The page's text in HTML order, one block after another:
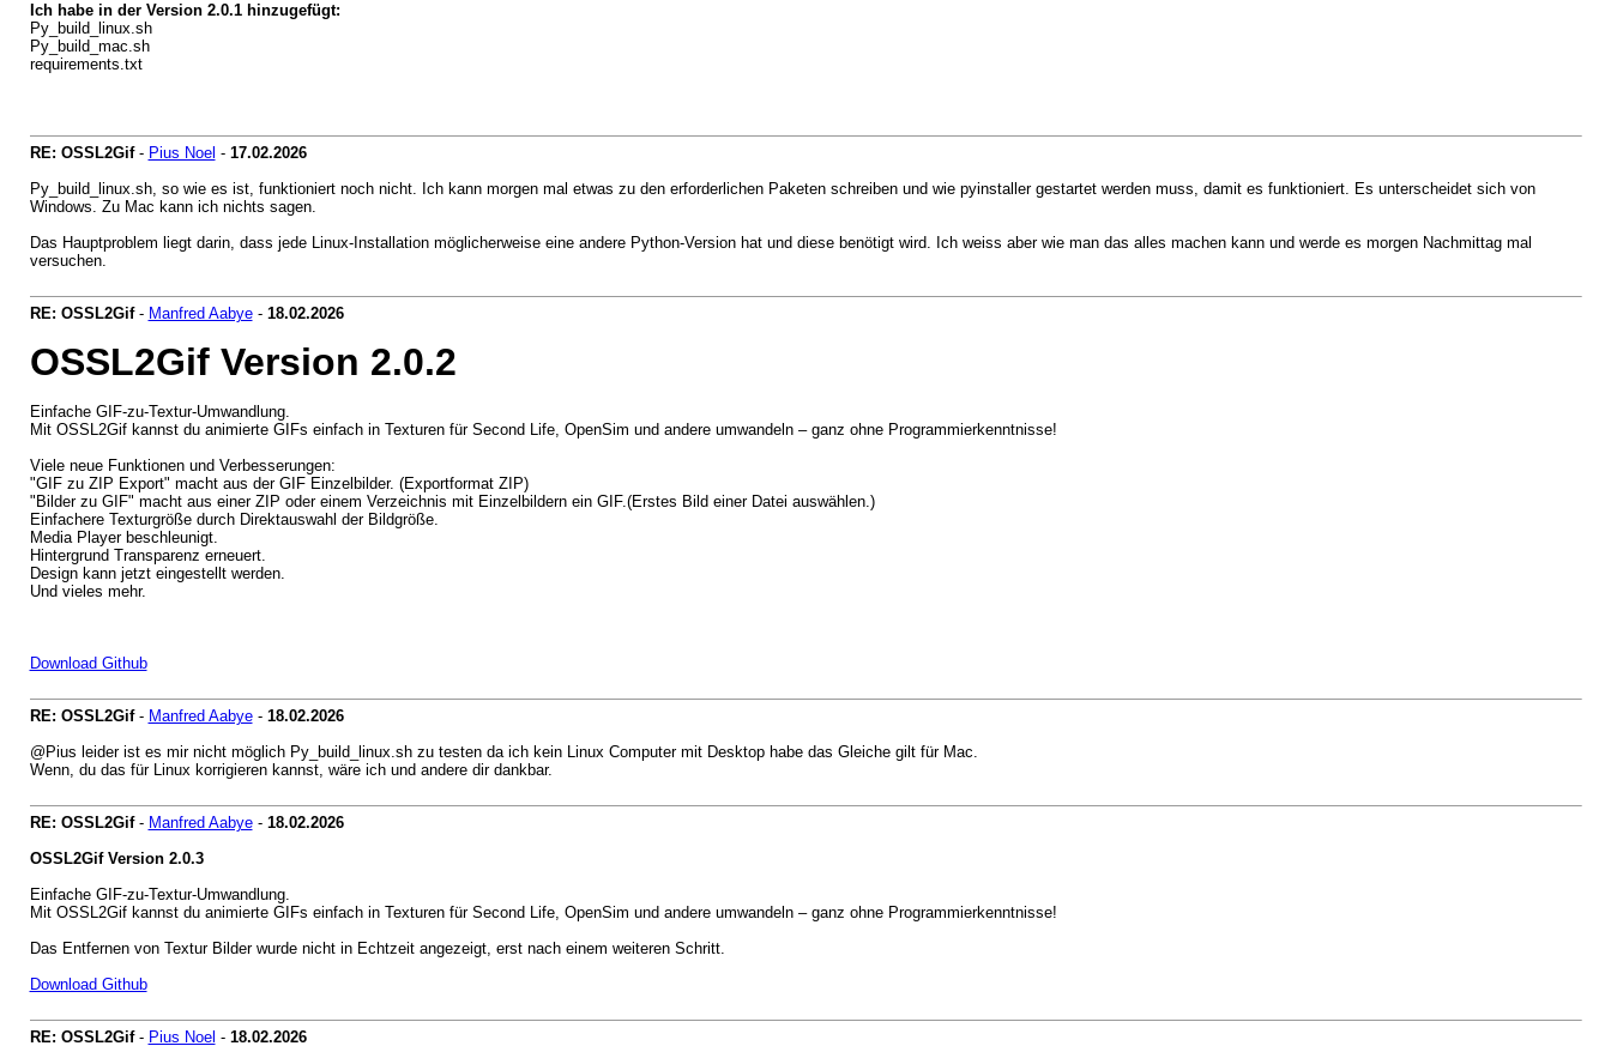
Ich habe in der Version 2.0.1 hinzugefügt:
Py_build_linux.sh
Py_build_mac.sh
requirements.txt
RE: OSSL2Gif- Pius Noel - 17.02.2026
Py_build_linux.sh, so wie es ist, funktioniert noch nicht. Ich kann morgen mal etwas zu den erforderlichen Paketen schreiben und wie pyinstaller gestartet werden muss, damit es funktioniert. Es unterscheidet sich von
Windows. Zu Mac kann ich nichts sagen.
Das Hauptproblem liegt darin, dass jede Linux-Installation möglicherweise eine andere Python-Version hat und diese benötigt wird. Ich weiss aber wie man das alles machen kann und werde es morgen Nachmittag mal
versuchen.
RE: OSSL2Gif- Manfred Aabye- 18.02.2026
OSSL2Gif Version 2.0.2
Einfache GIF-zu-Textur-Umwandlung.
Mit OSSL2Gif kannst du animierte GIFs einfach in Texturen für Second Life, OpenSim und andere umwandeln – ganz ohne Programmierkenntnisse!
Viele neue Funktionen und Verbesserungen:
"GIF zu ZIP Export" macht aus der GIF Einzelbilder. (Exportformat ZIP)
"Bilder zu GIF" macht aus einer ZIP oder einem Verzeichnis mit Einzelbildern ein GIF.(Erstes Bild einer Datei auswählen.)
Einfachere Texturgröße durch Direktauswahl der Bildgröße.
Media Player beschleunigt.
Hintergrund Transparenz erneuert.
Design kann jetzt eingestellt werden.
Und vieles mehr.
Download Github
RE: OSSL2Gif- Manfred Aabye- 18.02.2026
@Pius leider ist es mir nicht möglich Py_build_linux.sh zu testen da ich kein Linux Computer mit Desktop habe das Gleiche gilt für Mac.
Wenn, du das für Linux korrigieren kannst, wäre ich und andere dir dankbar.
RE: OSSL2Gif- Manfred Aabye- 18.02.2026
OSSL2Gif Version 2.0.3
Einfache GIF-zu-Textur-Umwandlung.
Mit OSSL2Gif kannst du animierte GIFs einfach in Texturen für Second Life, OpenSim und andere umwandeln – ganz ohne Programmierkenntnisse!
Das Entfernen von Textur Bilder wurde nicht in Echtzeit angezeigt, erst nach einem weiteren Schritt.
Download Github
RE: OSSL2Gif- Pius Noel - 18.02.2026